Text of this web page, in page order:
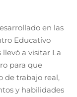
en las
Educativo
a visitar La
para que
de trabajo real,
y habilidades